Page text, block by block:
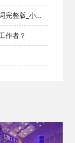
_文案网_文
完整版_小品
案网_文案网
作者？